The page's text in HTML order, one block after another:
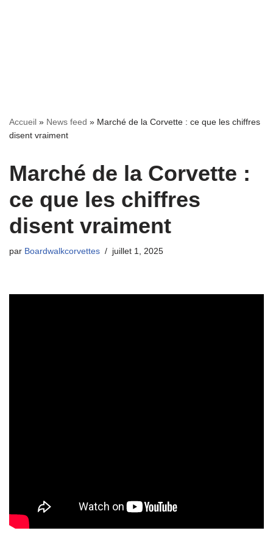
Accueil » News feed » Marché de la Corvette : ce que les chiffres
disent vraiment
Marché de la Corvette :
ce que les chiffres
disent vraiment
par Boardwalkcorvettes juillet 1, 2025